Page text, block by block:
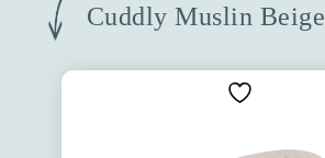
Cuddly Muslin Beige